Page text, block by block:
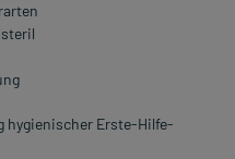
hygienischer Erste-Hilfe-